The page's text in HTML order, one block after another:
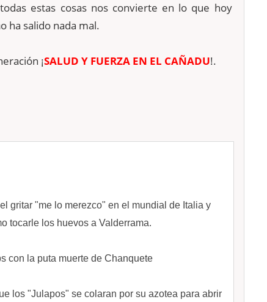
estas cosas nos convierte en lo que hoy
ha salido nada mal.
¡SALUD Y FUERZA EN EL CAÑADU!.
gritar "me lo merezco" en el mundial de Italia y
tocarle los huevos a Valderrama.
con la puta muerte de Chanquete
los "Julapos" se colaran por su azotea para abrir